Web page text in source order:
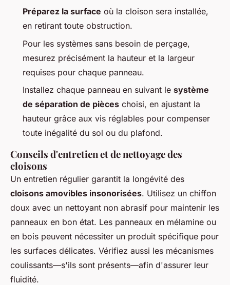
Préparez la surface où la cloison sera installée,
en retirant toute obstruction.
Pour les systèmes sans besoin de perçage,
mesurez précisément la hauteur et la largeur
requises pour chaque panneau.
Installez chaque panneau en suivant le système
de séparation de pièces choisi, en ajustant la
hauteur grâce aux vis réglables pour compenser
toute inégalité du sol ou du plafond.
Conseils d'entretien et de nettoyage des
cloisons
Un entretien régulier garantit la longévité des
cloisons amovibles insonorisées. Utilisez un chiffon
doux avec un nettoyant non abrasif pour maintenir les
panneaux en bon état. Les panneaux en mélamine ou
en bois peuvent nécessiter un produit spécifique pour
les surfaces délicates. Vérifiez aussi les mécanismes
coulissants—s'ils sont présents—afin d'assurer leur
fluidité.